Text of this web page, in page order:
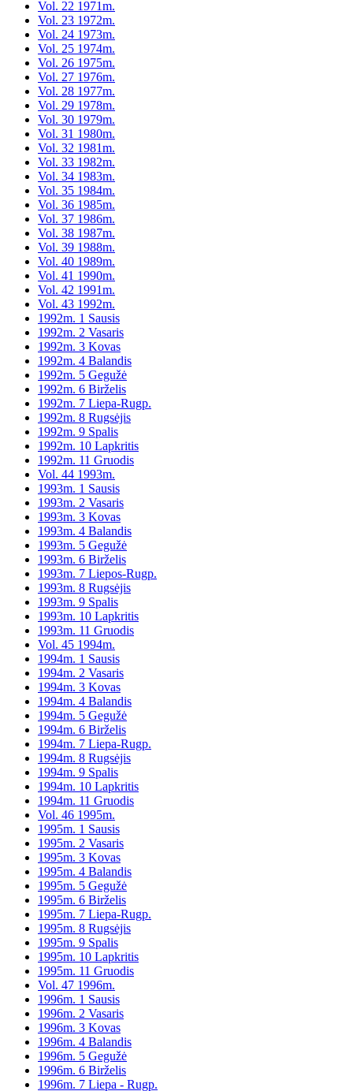
Vol. 22 1971m.
Vol. 23 1972m.
Vol. 24 1973m.
Vol. 25 1974m.
Vol. 26 1975m.
Vol. 27 1976m.
Vol. 28 1977m.
Vol. 29 1978m.
Vol. 30 1979m.
Vol. 31 1980m.
Vol. 32 1981m.
Vol. 33 1982m.
Vol. 34 1983m.
Vol. 35 1984m.
Vol. 36 1985m.
Vol. 37 1986m.
Vol. 38 1987m.
Vol. 39 1988m.
Vol. 40 1989m.
Vol. 41 1990m.
Vol. 42 1991m.
Vol. 43 1992m.
1992m. 1 Sausis
1992m. 2 Vasaris
1992m. 3 Kovas
1992m. 4 Balandis
1992m. 5 Gegužė
1992m. 6 Birželis
1992m. 7 Liepa-Rugp.
1992m. 8 Rugsėjis
1992m. 9 Spalis
1992m. 10 Lapkritis
1992m. 11 Gruodis
Vol. 44 1993m.
1993m. 1 Sausis
1993m. 2 Vasaris
1993m. 3 Kovas
1993m. 4 Balandis
1993m. 5 Gegužė
1993m. 6 Birželis
1993m. 7 Liepos-Rugp.
1993m. 8 Rugsėjis
1993m. 9 Spalis
1993m. 10 Lapkritis
1993m. 11 Gruodis
Vol. 45 1994m.
1994m. 1 Sausis
1994m. 2 Vasaris
1994m. 3 Kovas
1994m. 4 Balandis
1994m. 5 Gegužė
1994m. 6 Birželis
1994m. 7 Liepa-Rugp.
1994m. 8 Rugsėjis
1994m. 9 Spalis
1994m. 10 Lapkritis
1994m. 11 Gruodis
Vol. 46 1995m.
1995m. 1 Sausis
1995m. 2 Vasaris
1995m. 3 Kovas
1995m. 4 Balandis
1995m. 5 Gegužė
1995m. 6 Birželis
1995m. 7 Liepa-Rugp.
1995m. 8 Rugsėjis
1995m. 9 Spalis
1995m. 10 Lapkritis
1995m. 11 Gruodis
Vol. 47 1996m.
1996m. 1 Sausis
1996m. 2 Vasaris
1996m. 3 Kovas
1996m. 4 Balandis
1996m. 5 Gegužė
1996m. 6 Birželis
1996m. 7 Liepa - Rugp.